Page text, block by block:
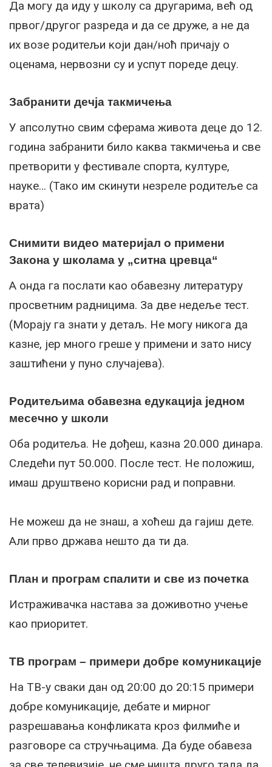
Да могу да иду у школу са другарима, већ од
првог/другог разреда и да се друже, а не да
их возе родитељи који дан/ноћ причају о
оценама, нервозни су и успут пореде децу.
Забранити дечја такмичења
У апсолутно свим сферама живота деце до 12.
година забранити било каква такмичења и све
претворити у фестивале спорта, културе,
науке… (Тако им скинути незреле родитеље са
врата)
Снимити видео материјал о примени
Закона у школама у „ситна цревца“
А онда га послати као обавезну литературу
просветним радницима. За две недеље тест.
(Морају га знати у детаљ. Не могу никога да
казне, јер много греше у примени и зато нису
заштићени у пуно случајева).
Родитељима обавезна едукација једном
месечно у школи
Оба родитеља. Не дођеш, казна 20.000 динара.
Следећи пут 50.000. После тест. Не положиш,
имаш друштвено корисни рад и поправни.
Не можеш да не знаш, а хоћеш да гајиш дете.
Али прво држава нешто да ти да.
План и програм спалити и све из почетка
Истраживачка настава за доживотно учење
као приоритет.
ТВ програм – примери добре комуникације
На ТВ-у сваки дан од 20:00 до 20:15 примери
добре комуникације, дебате и мирног
разрешавања конфликата кроз филмиће и
разговоре са стручњацима. Да буде обавеза